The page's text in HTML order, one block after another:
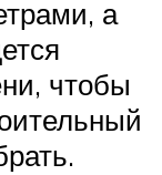
а
чтобы